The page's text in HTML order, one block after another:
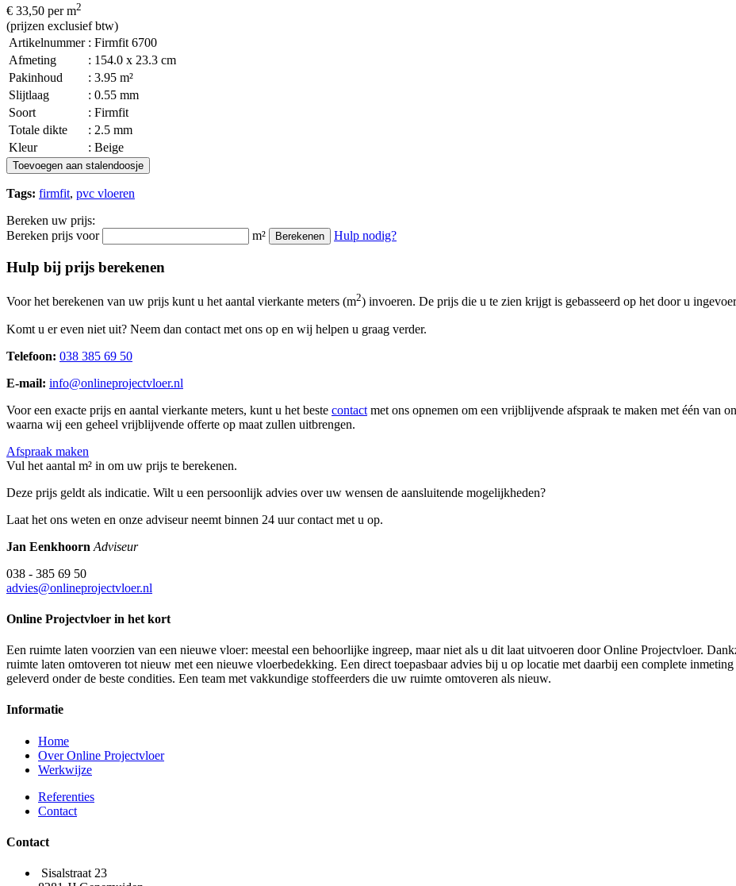
€ 33,50 per m2
(prijzen exclusief btw)
Artikelnummer : Firmfit 6700
Afmeting
: 154.0 x 23.3 cm
Pakinhoud
: 3.95 m²
Slijtlaag
: 0.55 mm
Soort
: Firmfit
Totale dikte
: 2.5 mm
Kleur
: Beige
Toevoegen aan stalendoosje
Tags: firmfit, pvc vloeren
Bereken uw prijs:
Bereken prijs voor
m² Berekenen Hulp nodig?
Hulp bij prijs berekenen
Voor het berekenen van uw prijs kunt u het aantal vierkante meters (m2) invoeren. De prijs die u te zien krijgt is gebasseerd op het door u
Komt u er even niet uit? Neem dan contact met ons op en wij helpen u graag verder.
Telefoon: 038 385 69 50
E-mail: info@onlineprojectvloer.nl
Voor een exacte prijs en aantal vierkante meters, kunt u het beste contact met ons opnemen om een vrijblijvende afspraak te maken met één van
waarna wij een geheel vrijblijvende offerte op maat zullen uitbrengen.
Afspraak maken
Vul het aantal m² in om uw prijs te berekenen.
Deze prijs geldt als indicatie. Wilt u een persoonlijk advies over uw wensen de aansluitende mogelijkheden?
Laat het ons weten en onze adviseur neemt binnen 24 uur contact met u op.
Jan Eenkhoorn Adviseur
038 - 385 69 50
advies@onlineprojectvloer.nl
Online Projectvloer in het kort
Een ruimte laten voorzien van een nieuwe vloer: meestal een behoorlijke ingreep, maar niet als u dit laat uitvoeren door Online Projectvloer.
ruimte laten omtoveren tot nieuw met een nieuwe vloerbedekking. Een direct toepasbaar advies bij u op locatie met daarbij een complete
geleverd onder de beste condities. Een team met vakkundige stoffeerders die uw ruimte omtoveren als nieuw.
Informatie
Home
Over Online Projectvloer
Werkwijze
Referenties
Contact
Contact
Sisalstraat 23